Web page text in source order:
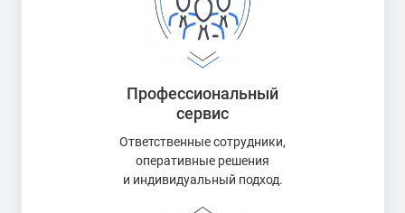
Профессиональный
сервис
Ответственные сотрудники,
оперативные решения
и индивидуальный подход.